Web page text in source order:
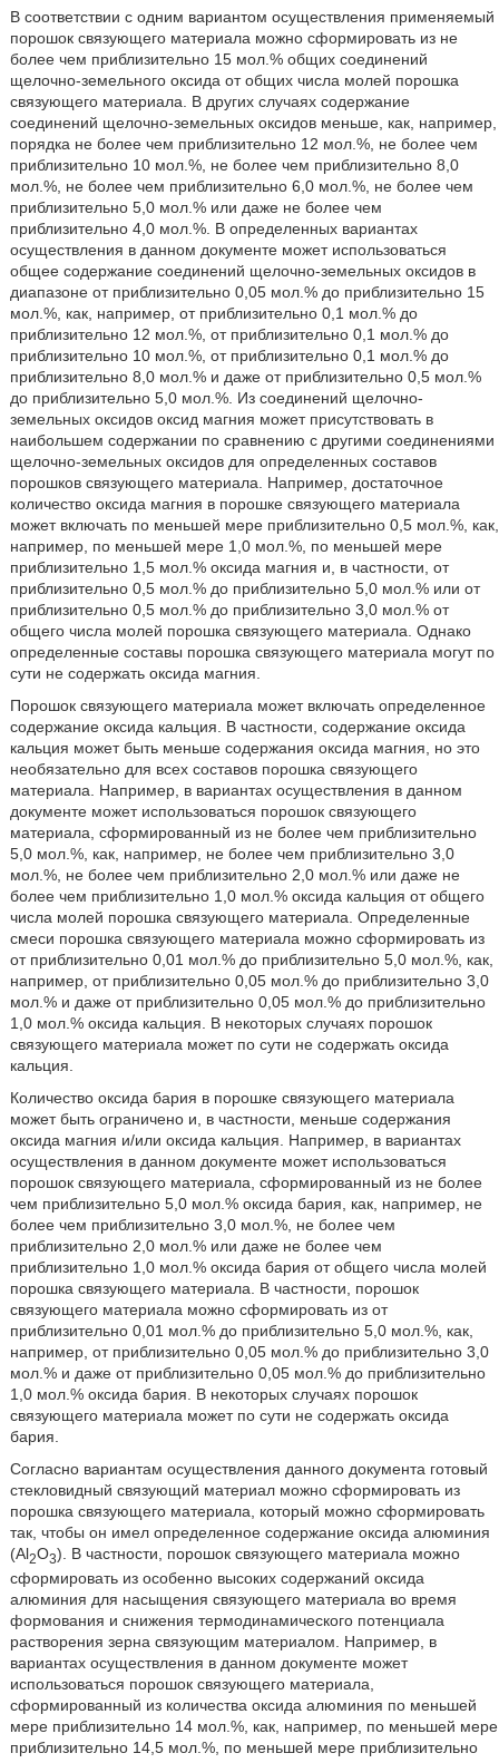
В соответствии с одним вариантом осуществления применяемый
порошок связующего материала можно сформировать из не
более чем приблизительно 15 мол.% общих соединений
щелочно-земельного оксида от общих числа молей порошка
связующего материала. В других случаях содержание
соединений щелочно-земельных оксидов меньше, как, например,
порядка не более чем приблизительно 12 мол.%, не более чем
приблизительно 10 мол.%, не более чем приблизительно 8,0
мол.%, не более чем приблизительно 6,0 мол.%, не более чем
приблизительно 5,0 мол.% или даже не более чем
приблизительно 4,0 мол.%. В определенных вариантах
осуществления в данном документе может использоваться
общее содержание соединений щелочно-земельных оксидов в
диапазоне от приблизительно 0,05 мол.% до приблизительно 15
мол.%, как, например, от приблизительно 0,1 мол.% до
приблизительно 12 мол.%, от приблизительно 0,1 мол.% до
приблизительно 10 мол.%, от приблизительно 0,1 мол.% до
приблизительно 8,0 мол.% и даже от приблизительно 0,5 мол.%
до приблизительно 5,0 мол.%. Из соединений щелочно-
земельных оксидов оксид магния может присутствовать в
наибольшем содержании по сравнению с другими соединениями
щелочно-земельных оксидов для определенных составов
порошков связующего материала. Например, достаточное
количество оксида магния в порошке связующего материала
может включать по меньшей мере приблизительно 0,5 мол.%, как,
например, по меньшей мере 1,0 мол.%, по меньшей мере
приблизительно 1,5 мол.% оксида магния и, в частности, от
приблизительно 0,5 мол.% до приблизительно 5,0 мол.% или от
приблизительно 0,5 мол.% до приблизительно 3,0 мол.% от
общего числа молей порошка связующего материала. Однако
определенные составы порошка связующего материала могут по
сути не содержать оксида магния.
Порошок связующего материала может включать определенное
содержание оксида кальция. В частности, содержание оксида
кальция может быть меньше содержания оксида магния, но это
необязательно для всех составов порошка связующего
материала. Например, в вариантах осуществления в данном
документе может использоваться порошок связующего
материала, сформированный из не более чем приблизительно
5,0 мол.%, как, например, не более чем приблизительно 3,0
мол.%, не более чем приблизительно 2,0 мол.% или даже не
более чем приблизительно 1,0 мол.% оксида кальция от общего
числа молей порошка связующего материала. Определенные
смеси порошка связующего материала можно сформировать из
от приблизительно 0,01 мол.% до приблизительно 5,0 мол.%, как,
например, от приблизительно 0,05 мол.% до приблизительно 3,0
мол.% и даже от приблизительно 0,05 мол.% до приблизительно
1,0 мол.% оксида кальция. В некоторых случаях порошок
связующего материала может по сути не содержать оксида
кальция.
Количество оксида бария в порошке связующего материала
может быть ограничено и, в частности, меньше содержания
оксида магния и/или оксида кальция. Например, в вариантах
осуществления в данном документе может использоваться
порошок связующего материала, сформированный из не более
чем приблизительно 5,0 мол.% оксида бария, как, например, не
более чем приблизительно 3,0 мол.%, не более чем
приблизительно 2,0 мол.% или даже не более чем
приблизительно 1,0 мол.% оксида бария от общего числа молей
порошка связующего материала. В частности, порошок
связующего материала можно сформировать из от
приблизительно 0,01 мол.% до приблизительно 5,0 мол.%, как,
например, от приблизительно 0,05 мол.% до приблизительно 3,0
мол.% и даже от приблизительно 0,05 мол.% до приблизительно
1,0 мол.% оксида бария. В некоторых случаях порошок
связующего материала может по сути не содержать оксида
бария.
Согласно вариантам осуществления данного документа готовый
стекловидный связующий материал можно сформировать из
порошка связующего материала, который можно сформировать
так, чтобы он имел определенное содержание оксида алюминия
(Аl2O3). В частности, порошок связующего материала можно
сформировать из особенно высоких содержаний оксида
алюминия для насыщения связующего материала во время
формования и снижения термодинамического потенциала
растворения зерна связующим материалом. Например, в
вариантах осуществления в данном документе может
использоваться порошок связующего материала,
сформированный из количества оксида алюминия по меньшей
мере приблизительно 14 мол.%, как, например, по меньшей мере
приблизительно 14,5 мол.%, по меньшей мере приблизительно